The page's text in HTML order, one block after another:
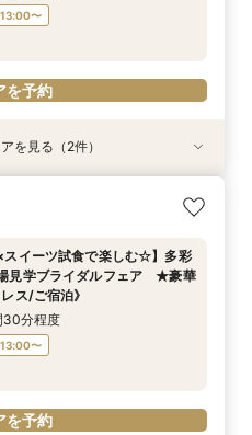
予約
予約
13:00〜
を予約
り比較×何でも相談】安心ブラ
華特典付（挙式/ドレス/ご宿
30分程度
13:00〜
予約
備OK☆】少人数ウエディング相
万円～）
15:00〜
予約
を見る（2件）
スイーツ試食で楽しむ☆】多彩
見学ブライダルフェア ★豪華
ス/ご宿泊》
30分程度
13:00〜
を予約